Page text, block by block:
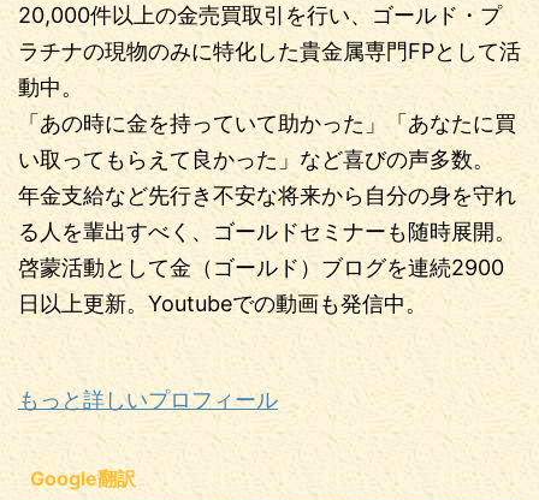
20,000件以上の金売買取引を行い、ゴールド・プ
ラチナの現物のみに特化した貴金属専門FPとして活
動中。
「あの時に金を持っていて助かった」「あなたに買
い取ってもらえて良かった」など喜びの声多数。
年金支給など先行き不安な将来から自分の身を守れ
る人を輩出すべく、ゴールドセミナーも随時展開。
啓蒙活動として金（ゴールド）ブログを連続2900
日以上更新。Youtubeでの動画も発信中。
もっと詳しいプロフィール
Google翻訳